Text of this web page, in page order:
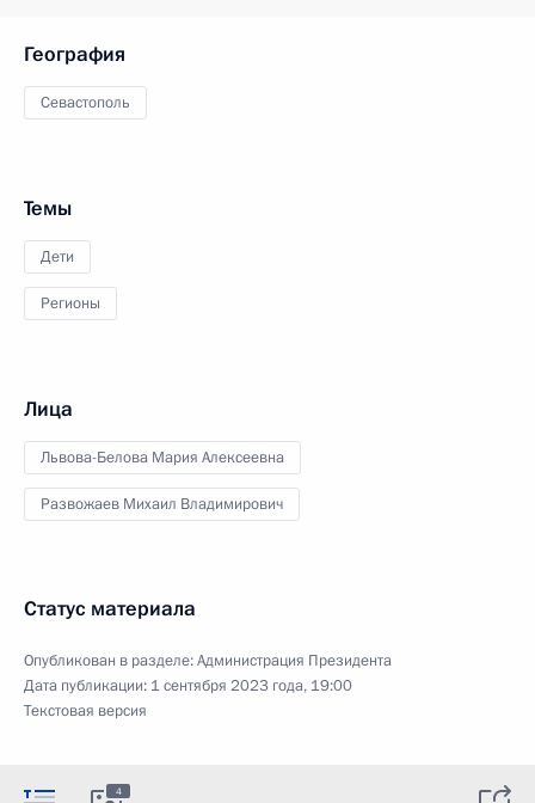
География
Севастополь
Темы
Дети
Регионы
Лица
Львова-Белова Мария Алексеевна
Развожаев Михаил Владимирович
Статус материала
Опубликован в разделе:Администрация Президента
Дата публикации: 1 сентября 2023 года, 19:00
Текстовая версия
4